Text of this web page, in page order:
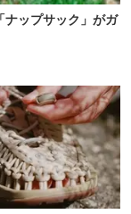
ナップサック」がガ